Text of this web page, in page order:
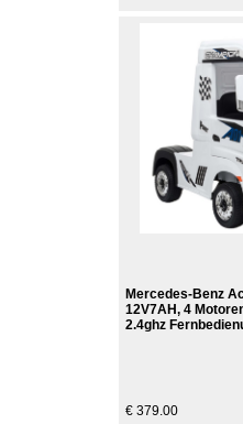
Mercedes-Benz
12V7AH, 4
2.4ghz
€ 379.00